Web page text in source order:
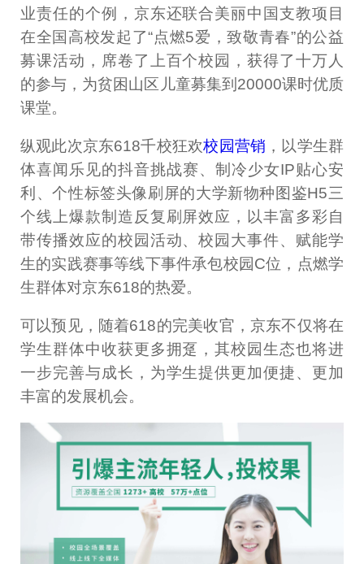
业责任的个例，京东还联合美丽中国支教项目
在全国高校发起了“点燃5爱，致敬青春”的公益
募课活动，席卷了上百个校园，获得了十万人
的参与，为贫困山区儿童募集到20000课时优质
课堂。
纵观此次京东618千校狂欢校园营销 ，以学生群
体喜闻乐见的抖音挑战赛、制冷少女IP贴心安
利、个性标签头像刷屏的大学新物种图鉴H5三
个线上爆款制造反复刷屏效应，以丰富多彩自
带传播效应的校园活动、校园大事件、赋能学
生的实践赛事等线下事件承包校园C位，点燃学
生群体对京东618的热爱。
可以预见，随着618的完美收官，京东不仅将在
学生群体中收获更多拥趸，其校园生态也将进
一步完善与成长，为学生提供更加便捷、更加
丰富的发展机会。